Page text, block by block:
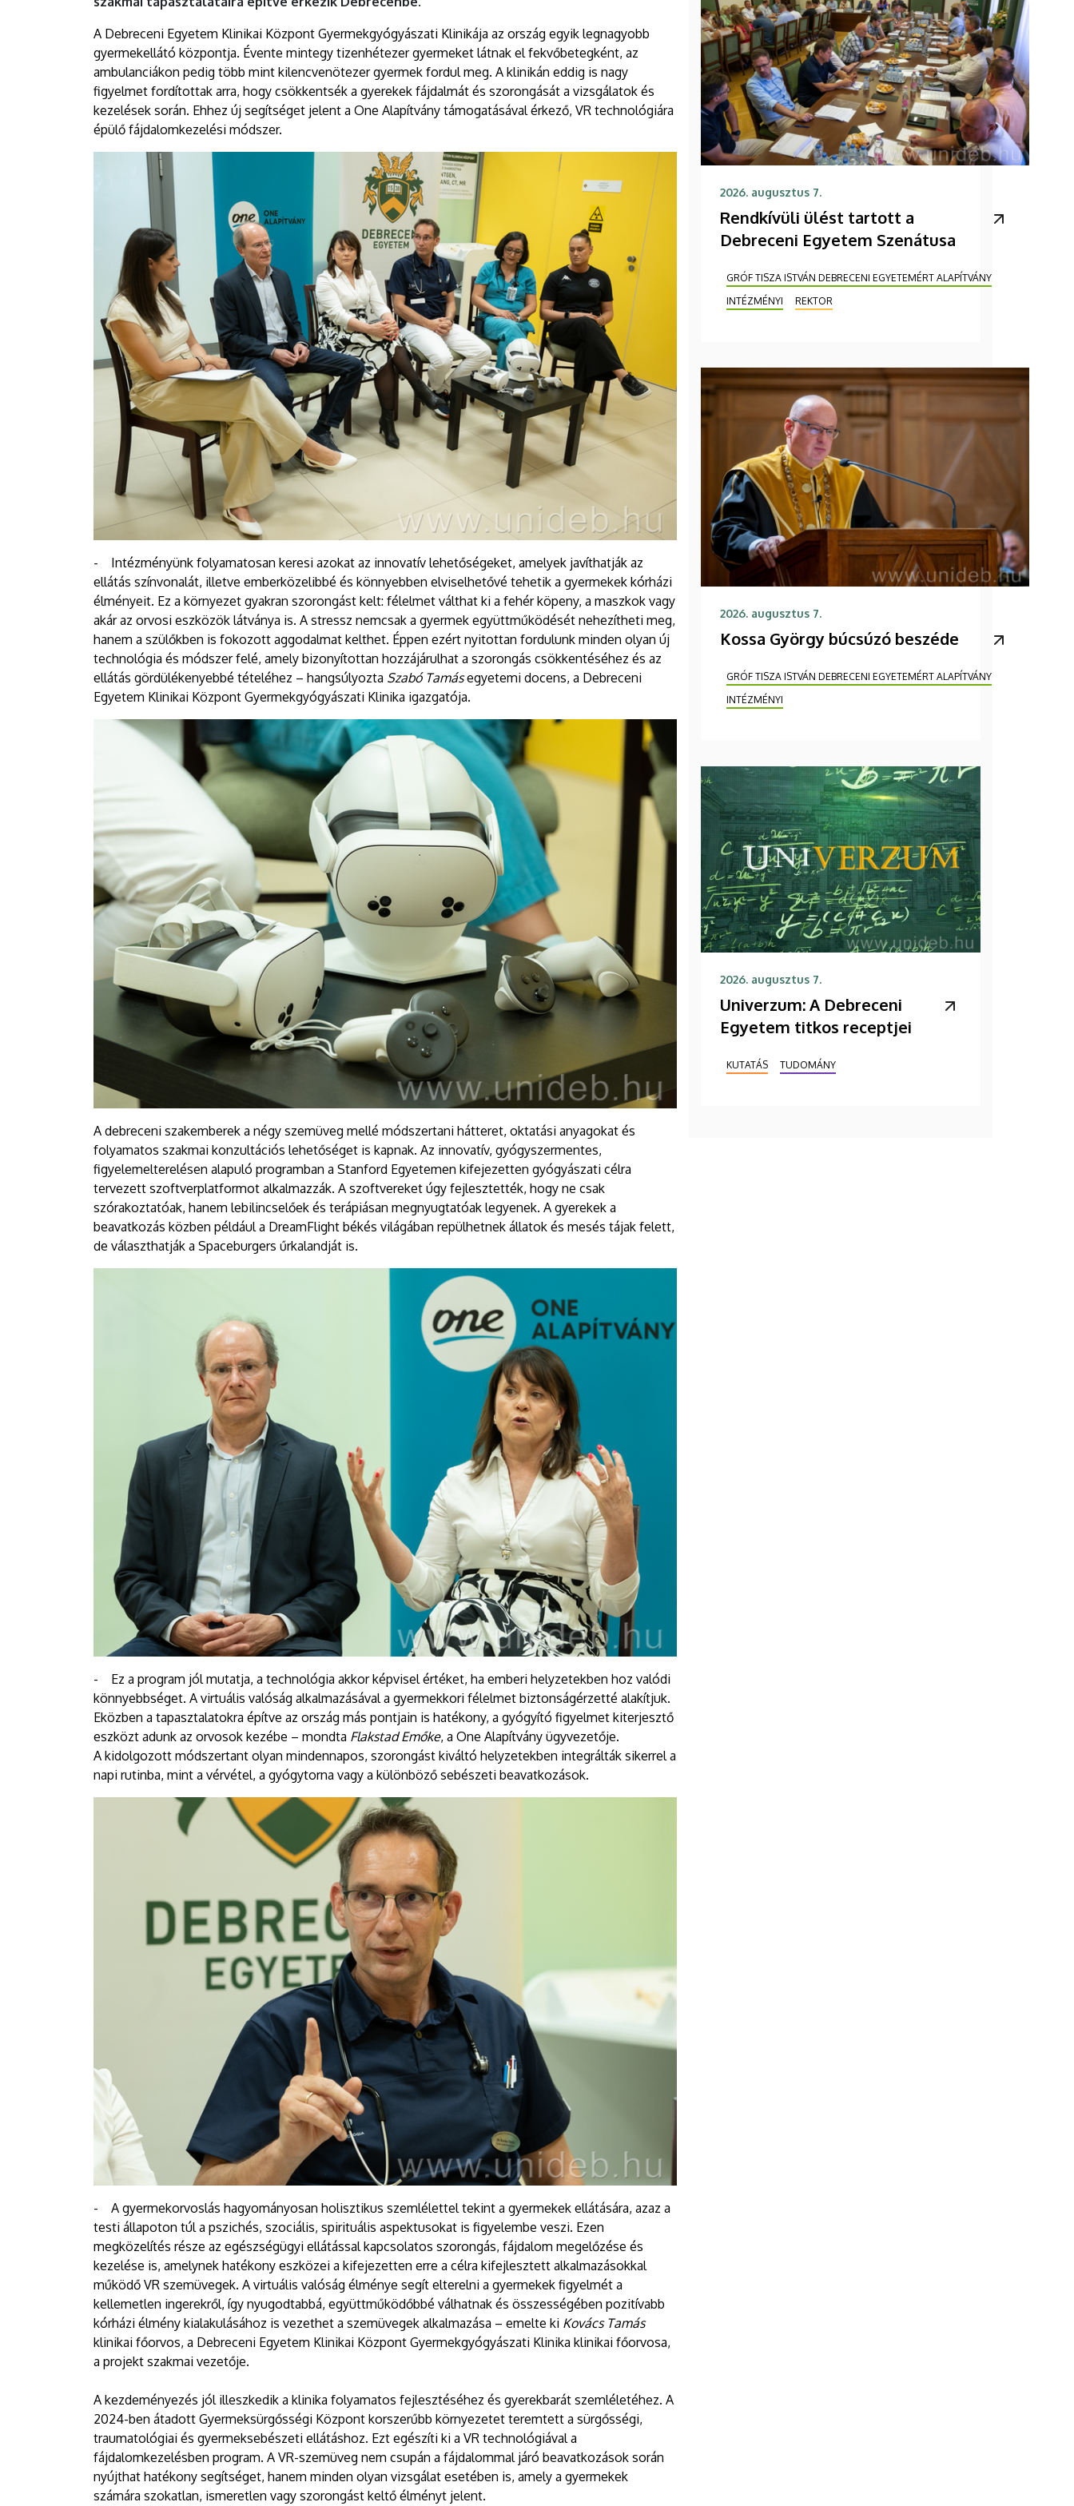
A Debreceni Egyetem Klinikai Központ Gyermekgyógyászati Klinikája az ország egyik legnagyobb
gyermekellátó központja. Évente mintegy tizenhétezer gyermeket látnak el fekvőbetegként, az
ambulanciákon pedig több mint kilencvenötezer gyermek fordul meg. A klinikán eddig is nagy
figyelmet fordítottak arra, hogy csökkentsék a gyerekek fájdalmát és szorongását a vizsgálatok és
kezelések során. Ehhez új segítséget jelent a One Alapítvány támogatásával érkező, VR technológiára
épülő fájdalomkezelési módszer.
- Intézményünk folyamatosan keresi azokat az innovatív lehetőségeket, amelyek javíthatják az
ellátás színvonalát, illetve emberközelibbé és könnyebben elviselhetővé tehetik a gyermekek kórházi
élményeit. Ez a környezet gyakran szorongást kelt: félelmet válthat ki a fehér köpeny, a maszkok vagy
akár az orvosi eszközök látványa is. A stressz nemcsak a gyermek együttműködését nehezítheti meg,
hanem a szülőkben is fokozott aggodalmat kelthet. Éppen ezért nyitottan fordulunk minden olyan új
technológia és módszer felé, amely bizonyítottan hozzájárulhat a szorongás csökkentéséhez és az
ellátás gördülékenyebbé tételéhez – hangsúlyozta Szabó Tamásegyetemi docens, a Debreceni
Egyetem Klinikai Központ Gyermekgyógyászati Klinika igazgatója.
A debreceni szakemberek a négy szemüveg mellé módszertani hátteret, oktatási anyagokat és
folyamatos szakmai konzultációs lehetőséget is kapnak. Az innovatív, gyógyszermentes,
figyelemelterelésen alapuló programban a Stanford Egyetemen kifejezetten gyógyászati célra
tervezett szoftverplatformot alkalmazzák. A szoftvereket úgy fejlesztették, hogy ne csak
szórakoztatóak, hanem lebilincselőek és terápiásan megnyugtatóak legyenek. A gyerekek a
beavatkozás közben például a DreamFlight békés világában repülhetnek állatok és mesés tájak felett,
de választhatják a Spaceburgers űrkalandját is.
- Ez a program jól mutatja, a technológia akkor képvisel értéket, ha emberi helyzetekben hoz valódi
könnyebbséget. A virtuális valóság alkalmazásával a gyermekkori félelmet biztonságérzetté alakítjuk.
Eközben a tapasztalatokra építve az ország más pontjain is hatékony, a gyógyító figyelmet kiterjesztő
eszközt adunk az orvosok kezébe – mondta Flakstad Emőke, a One Alapítvány ügyvezetője.
A kidolgozott módszertant olyan mindennapos, szorongást kiváltó helyzetekben integrálták sikerrel a
napi rutinba, mint a vérvétel, a gyógytorna vagy a különböző sebészeti beavatkozások.
- A gyermekorvoslás hagyományosan holisztikus szemlélettel tekint a gyermekek ellátására, azaz a
testi állapoton túl a pszichés, szociális, spirituális aspektusokat is figyelembe veszi. Ezen
megközelítés része az egészségügyi ellátással kapcsolatos szorongás, fájdalom megelőzése és
kezelése is, amelynek hatékony eszközei a kifejezetten erre a célra kifejlesztett alkalmazásokkal
működő VR szemüvegek. A virtuális valóság élménye segít elterelni a gyermekek figyelmét a
kellemetlen ingerekről, így nyugodtabbá, együttműködőbbé válhatnak és összességében pozitívabb
kórházi élmény kialakulásához is vezethet a szemüvegek alkalmazása – emelte ki Kovács Tamás
klinikai főorvos, a Debreceni Egyetem Klinikai Központ Gyermekgyógyászati Klinika klinikai főorvosa,
a projekt szakmai vezetője.
A kezdeményezés jól illeszkedik a klinika folyamatos fejlesztéséhez és gyerekbarát szemléletéhez. A
2024-ben átadott Gyermeksürgősségi Központ korszerűbb környezetet teremtett a sürgősségi,
traumatológiai és gyermeksebészeti ellátáshoz. Ezt egészíti ki a VR technológiával a
fájdalomkezelésben program. A VR-szemüveg nem csupán a fájdalommal járó beavatkozások során
nyújthat hatékony segítséget, hanem minden olyan vizsgálat esetében is, amely a gyermekek
számára szokatlan, ismeretlen vagy szorongást keltő élményt jelent.
2026. augusztus 7.
Rendkívüli ülést tartott a
Debreceni Egyetem Szenátusa
GRÓF TISZA ISTVÁN DEBRECENI EGYETEMÉRT ALAPÍTVÁNY
INTÉZMÉNYI
REKTOR
2026. augusztus 7.
Kossa György búcsúzó beszéde
GRÓF TISZA ISTVÁN DEBRECENI EGYETEMÉRT ALAPÍTVÁNY
INTÉZMÉNYI
2026. augusztus 7.
Univerzum: A Debreceni
Egyetem titkos receptjei
KUTATÁS TUDOMÁNY